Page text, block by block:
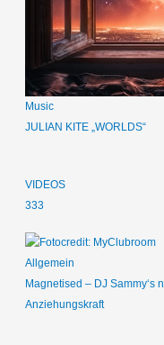
Music
JULIAN KITE „WORLDS“
VIDEOS
333
Allgemein
Magnetised – DJ Sammy‘s
Anziehungskraft